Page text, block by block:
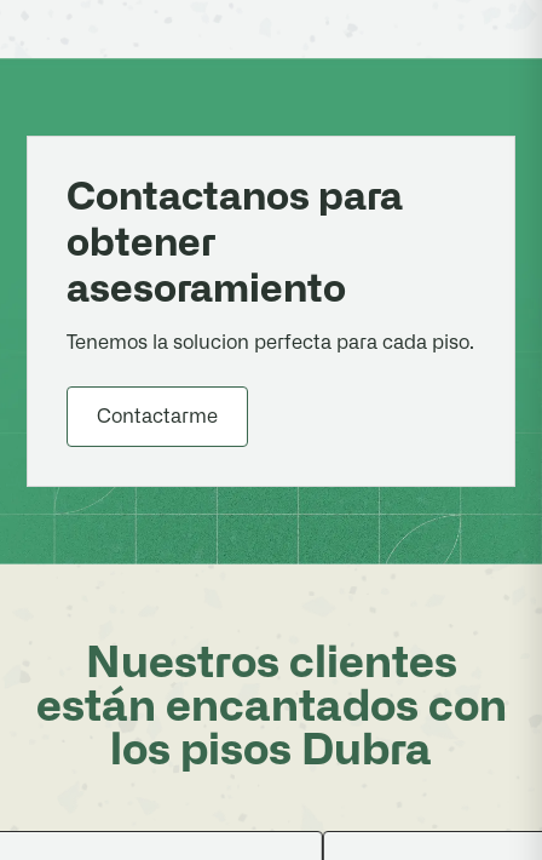
Contactanos para
obtener
asesoramiento
Tenemos la solucion perfecta para cada piso.
Contactarme
Nuestros clientes
están encantados con
los pisos Dubra